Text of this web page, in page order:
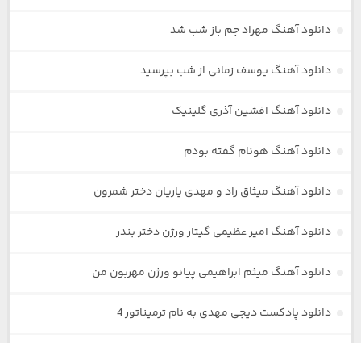
دانلود آهنگ مهراد جم باز شب شد
دانلود آهنگ یوسف زمانی از شب بپرسید
دانلود آهنگ افشین آذری گلینیک
دانلود آهنگ هونام گفته بودم
دانلود آهنگ میثاق راد و مهدی یاریان دختر شمرون
دانلود آهنگ امیر عظیمی گیتار ورژن دختر بندر
دانلود آهنگ میثم ابراهیمی پیانو ورژن مهربون من
دانلود پادکست دیجی مهدی به نام ترمیناتور 4